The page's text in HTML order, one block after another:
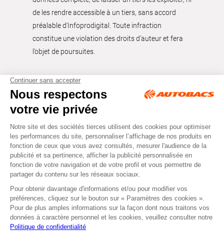
de les rendre accessible à un tiers, sans accord
préalable d'Infoprodigital. Toute infraction
constitue une violation des droits d’auteur et fera
l’objet de poursuites.
Tous droits réservés © Autobacs
Mentions légales RGPD
Cookies CGV